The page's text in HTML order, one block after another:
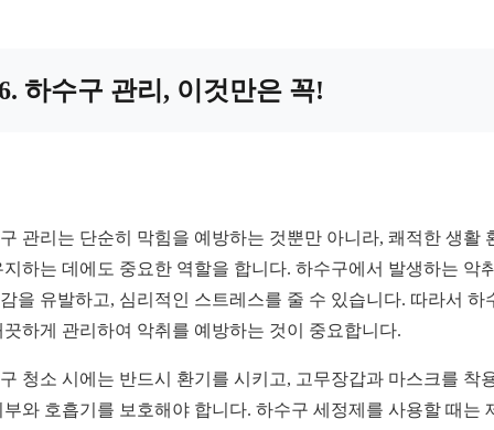
하수구 관리, 이것만은 꼭!
관리는 단순히 막힘을 예방하는 것뿐만 아니라, 쾌적한 생활
지하는 데에도 중요한 역할을 합니다. 하수구에서 발생하는 악
을 유발하고, 심리적인 스트레스를 줄 수 있습니다. 따라서 하
끗하게 관리하여 악취를 예방하는 것이 중요합니다.
청소 시에는 반드시 환기를 시키고, 고무장갑과 마스크를 착
부와 호흡기를 보호해야 합니다. 하수구 세정제를 사용할 때는